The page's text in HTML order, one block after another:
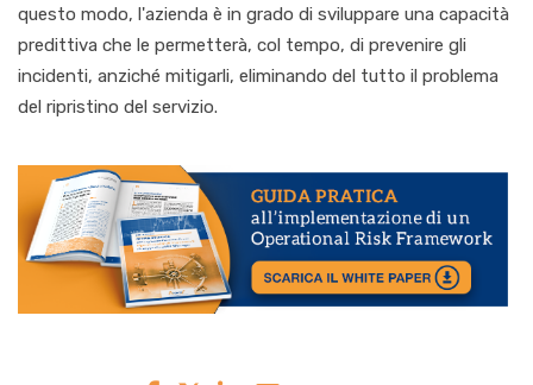
questo modo, l'azienda è in grado di sviluppare una capacità
predittiva che le permetterà, col tempo, di prevenire gli
incidenti, anziché mitigarli, eliminando del tutto il problema
del ripristino del servizio.